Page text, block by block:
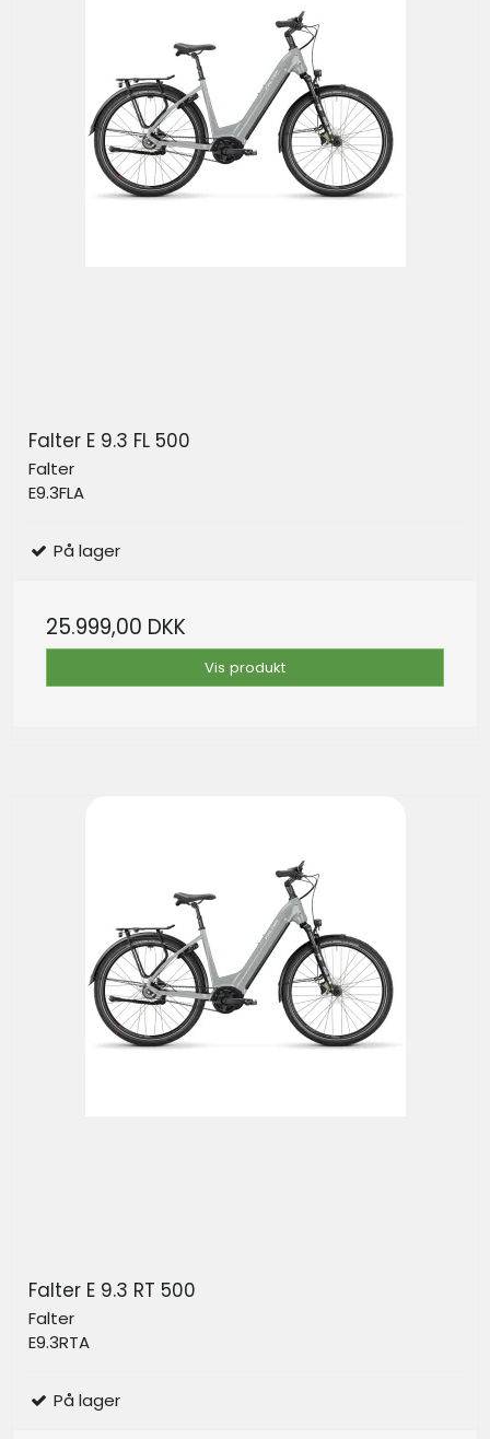
Falter E 9.3 FL 500
Falter
E9.3FLA
På lager
25.999,00 DKK
Vis produkt
Falter E 9.3 RT 500
Falter
E9.3RTA
På lager